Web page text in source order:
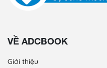
VỀ ADCBOOK
Giới thiệu